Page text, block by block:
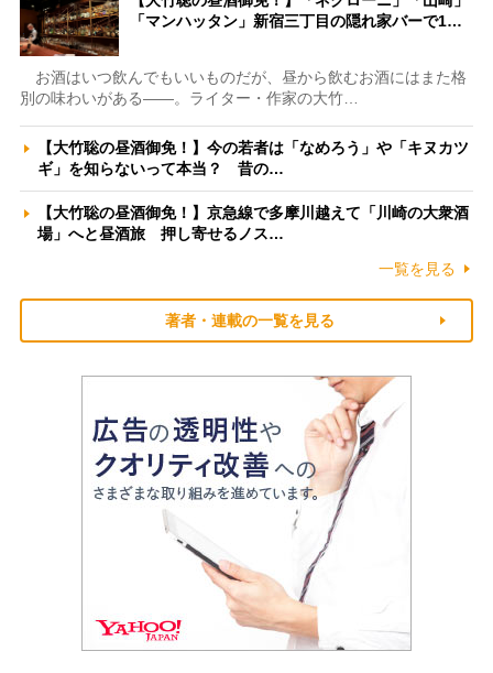
「マンハッタン」新宿三丁目の隠れ家バーで1…
お酒はいつ飲んでもいいものだが、昼から飲むお酒にはまた格
別の味わいがある――。ライター・作家の大竹…
【大竹聡の昼酒御免！】今の若者は「なめろう」や「キヌカツ
ギ」を知らないって本当？ 昔の…
【大竹聡の昼酒御免！】京急線で多摩川越えて「川崎の大衆酒
場」へと昼酒旅 押し寄せるノス…
一覧を見る
著者・連載の一覧を見る